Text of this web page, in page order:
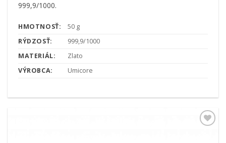
999,9/1000.
HMOTNOSŤ:
50 g
RÝDZOSŤ:
999,9/1000
MATERIÁL:
Zlato
VÝROBCA:
Umicore